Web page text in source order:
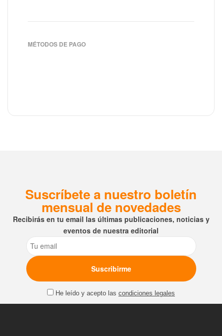
MÉTODOS DE PAGO
Suscríbete a nuestro boletín
mensual de novedades
Recibirás en tu email las últimas publicaciones, noticias y
eventos de nuestra editorial
Email
He leído y acepto las condiciones legales